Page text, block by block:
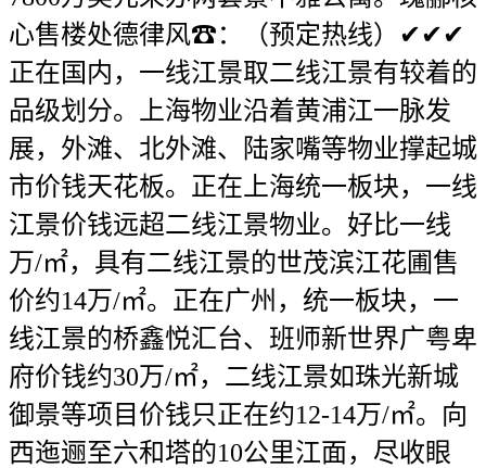
心售楼处德律风☎：（预定热线）✔✔✔
正在国内，一线江景取二线江景有较着的
品级划分。上海物业沿着黄浦江一脉发
展，外滩、北外滩、陆家嘴等物业撑起城
市价钱天花板。正在上海统一板块，一线
江景价钱远超二线江景物业。好比一线
万/㎡，具有二线江景的世茂滨江花圃售
价约14万/㎡。正在广州，统一板块，一
线江景的桥鑫悦汇台、班师新世界广粤卑
府价钱约30万/㎡，二线江景如珠光新城
御景等项目价钱只正在约12-14万/㎡。向
西迤逦至六和塔的10公里江面，尽收眼